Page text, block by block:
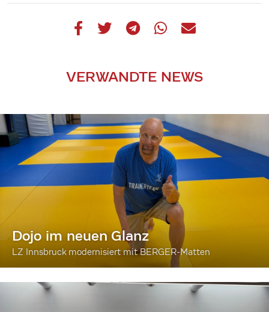
VERWANDTE NEWS
Dojo im neuen Glanz
LZ Innsbruck modernisiert mit BERGER-Matten